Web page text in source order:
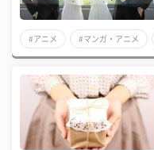
#アニメ #マンガ・アニメ